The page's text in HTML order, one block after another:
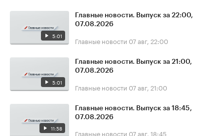
5:01
Главные новости. Выпуск за 22:00,
07.08.2026
Главные новости 07 авг, 22:00
5:01
Главные новости. Выпуск за 21:00,
07.08.2026
Главные новости 07 авг, 21:00
11:58
Главные новости. Выпуск за 18:45,
07.08.2026
Главные новости 07 авг, 18:45